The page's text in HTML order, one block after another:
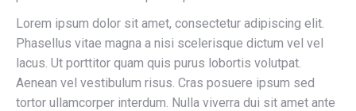
Lorem ipsum dolor sit amet, consectetur adipiscing elit.
Phasellus vitae magna a nisi scelerisque dictum vel vel
lacus. Ut porttitor quam quis purus lobortis volutpat.
Aenean vel vestibulum risus. Cras posuere ipsum sed
tortor ullamcorper interdum. Nulla viverra dui sit amet ante